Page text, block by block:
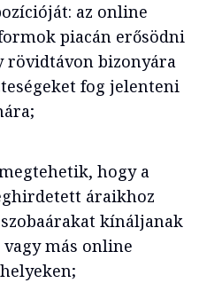
az online
piacán erősödni
rövidtávon bizonyára
fog jelenteni
hogy a
áraikhoz
kínáljanak
más online